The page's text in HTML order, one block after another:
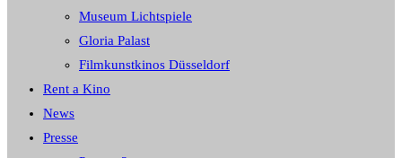
Museum Lichtspiele
Gloria Palast
Filmkunstkinos Düsseldorf
Rent a Kino
News
Presse